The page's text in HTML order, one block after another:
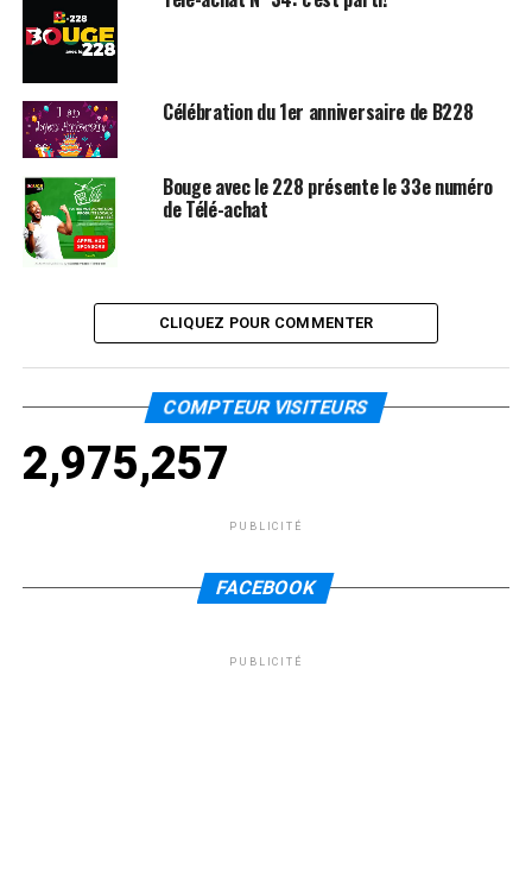
Célébration du 1er anniversaire de B228
Bouge avec le 228 présente le 33e numéro
de Télé-achat
CLIQUEZ POUR COMMENTER
COMPTEUR VISITEURS
2,975,257
PUBLICITÉ
FACEBOOK
PUBLICITÉ